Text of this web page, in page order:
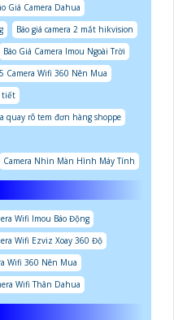
Giá Camera Dahua
Báo giá camera 2 mắt hikvision
Báo Giá Camera Imou Ngoài Trời
Camera Wifi 360 Nên Mua
tiết
quay rõ tem đơn hàng shoppe
Camera Nhìn Màn Hình Máy Tính
Wifi Imou Báo Động
Wifi Ezviz Xoay 360 Độ
Wifi 360 Nên Mua
Wifi Thân Dahua